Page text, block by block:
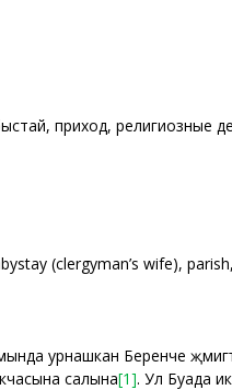
приход, религиозные
(clergyman’s wife),
урнашкан Беренче
салына[1]. Ул Буада